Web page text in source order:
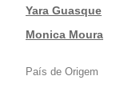
|Yara Guasque
|Monica Moura
País de Origem